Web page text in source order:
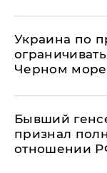
Украина по
Черном
Бывший
признал
отношении